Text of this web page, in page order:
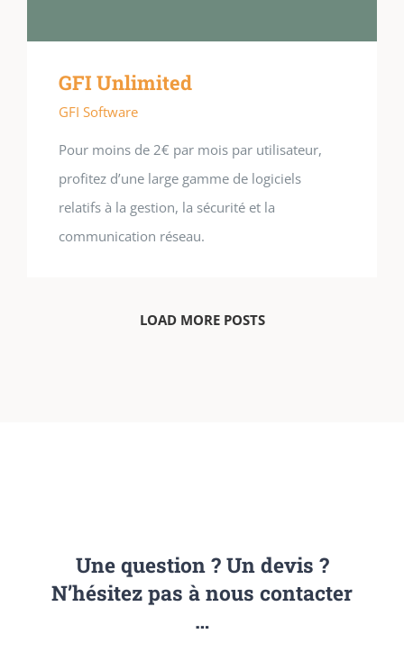
GFI Unlimited
GFI Software
Pour moins de 2€ par mois par utilisateur,
profitez d’une large gamme de logiciels
relatifs à la gestion, la sécurité et la
communication réseau.
LOAD MORE POSTS
Une question ? Un devis ?
N’hésitez pas à nous contacter
…